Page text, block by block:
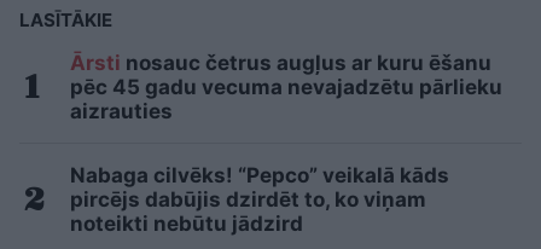
LASĪTĀKIE
Ārsti nosauc četrus augļus ar kuru ēšanu
pēc 45 gadu vecuma nevajadzētu pārlieku
aizrauties
Nabaga cilvēks! “Pepco” veikalā kāds
pircējs dabūjis dzirdēt to, ko viņam
noteikti nebūtu jādzird